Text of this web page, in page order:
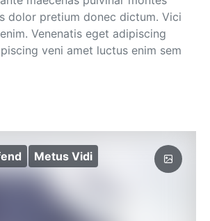
dolor pretium donec dictum. Vici
Venenatis eget adipiscing
veni amet luctus enim sem
Metus Vidi